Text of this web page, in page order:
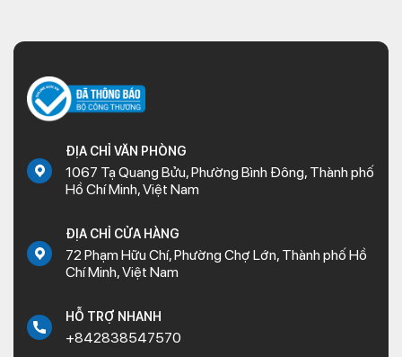
ĐỊA CHỈ VĂN PHÒNG
1067 Tạ Quang Bửu, Phường Bình Đông, Thành phố
Hồ Chí Minh, Việt Nam
ĐỊA CHỈ CỬA HÀNG
72 Phạm Hữu Chí, Phường Chợ Lớn, Thành phố Hồ
Chí Minh, Việt Nam
HỖ TRỢ NHANH
+842838547570